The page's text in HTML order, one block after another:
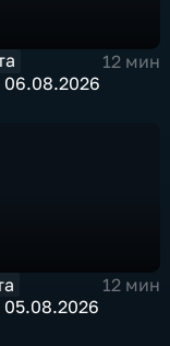
12 мин
12 мин